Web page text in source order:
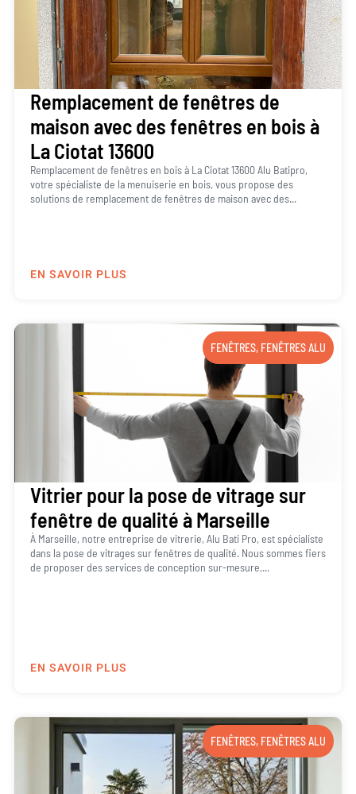
Remplacement de fenêtres de
maison avec des fenêtres en bois à
La Ciotat 13600
Remplacement de fenêtres en bois à La Ciotat 13600 Alu Batipro,
votre spécialiste de la menuiserie en bois, vous propose des
solutions de remplacement de fenêtres de maison avec des...
EN SAVOIR PLUS
FENÊTRES, FENÊTRES ALU
Vitrier pour la pose de vitrage sur
fenêtre de qualité à Marseille
À Marseille, notre entreprise de vitrerie, Alu Bati Pro, est spécialiste
dans la pose de vitrages sur fenêtres de qualité. Nous sommes fiers
de proposer des services de conception sur-mesure,...
EN SAVOIR PLUS
FENÊTRES, FENÊTRES ALU